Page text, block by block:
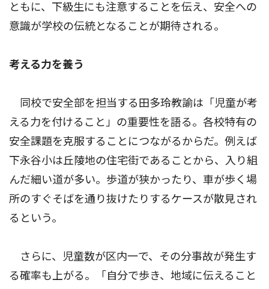
ともに、下級生にも注意することを伝え、安全への
意識が学校の伝統となることが期待される。
考える力を養う
同校で安全部を担当する田多玲教諭は「児童が考
える力を付けること」の重要性を語る。各校特有の
安全課題を克服することにつながるからだ。例えば
下永谷小は丘陵地の住宅街であることから、入り組
んだ細い道が多い。歩道が狭かったり、車が歩く場
所のすぐそばを通り抜けたりするケースが散見され
るという。
さらに、児童数が区内一で、その分事故が発生す
る確率も上がる。「自分で歩き、地域に伝えること